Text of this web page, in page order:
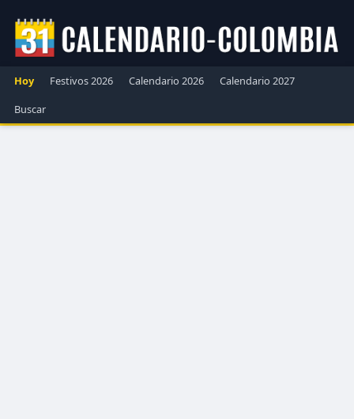
Hoy Festivos 2026 Calendario 2026
Calendario 2027
Buscar